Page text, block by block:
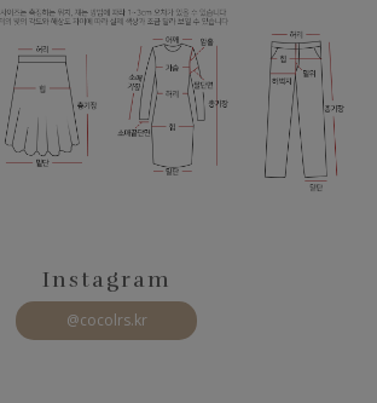
Instagram
@cocolrs.kr